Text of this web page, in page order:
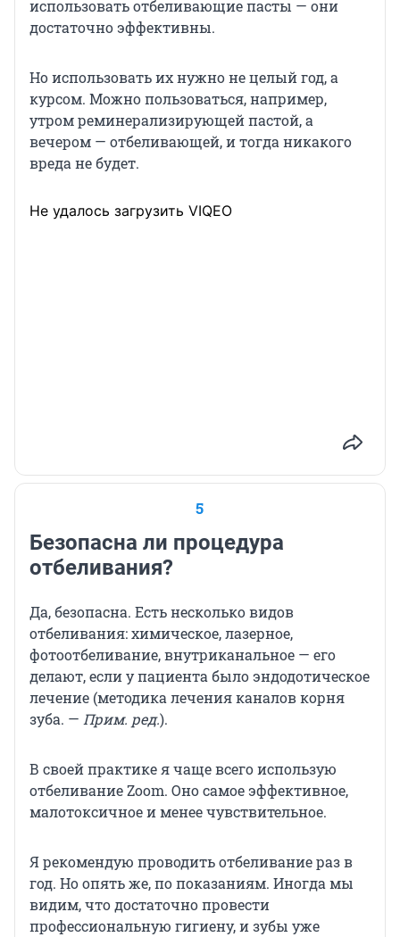
использовать отбеливающие пасты — они
достаточно эффективны.
Но использовать их нужно не целый год, а
курсом. Можно пользоваться, например,
утром реминерализирующей пастой, а
вечером — отбеливающей, и тогда никакого
вреда не будет.
Не удалось загрузить VIQEO
5
Безопасна ли процедура
отбеливания?
Да, безопасна. Есть несколько видов
отбеливания: химическое, лазерное,
фотоотбеливание, внутриканальное — его
делают, если у пациента было эндодотическое
лечение (методика лечения каналов корня
зуба. — Прим. ред.).
В своей практике я чаще всего использую
отбеливание Zoom. Оно самое эффективное,
малотоксичное и менее чувствительное.
Я рекомендую проводить отбеливание раз в
год. Но опять же, по показаниям. Иногда мы
видим, что достаточно провести
профессиональную гигиену, и зубы уже